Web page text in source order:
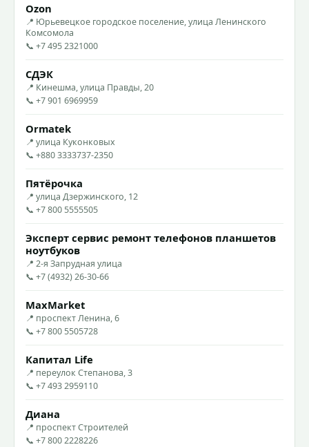
Ozon
📍 Юрьевецкое городское поселение, улица Ленинского
Комсомола
📞 +7 495 2321000
СДЭК
📍 Кинешма, улица Правды, 20
📞 +7 901 6969959
Ormatek
📍 улица Куконковых
📞 +880 3333737-2350
Пятёрочка
📍 улица Дзержинского, 12
📞 +7 800 5555505
Эксперт сервис ремонт телефонов планшетов
ноутбуков
📍 2-я Запрудная улица
📞 +7 (4932) 26-30-66
MaxMarket
📍 проспект Ленина, 6
📞 +7 800 5505728
Капитал Life
📍 переулок Степанова, 3
📞 +7 493 2959110
Диана
📍 проспект Строителей
📞 +7 800 2228226